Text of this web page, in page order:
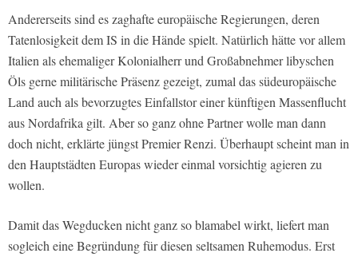
Andererseits sind es zaghafte europäische Regierungen, deren
Tatenlosigkeit dem IS in die Hände spielt. Natürlich hätte vor allem
Italien als ehemaliger Kolonialherr und Großabnehmer libyschen
Öls gerne militärische Präsenz gezeigt, zumal das südeuropäische
Land auch als bevorzugtes Einfallstor einer künftigen Massenflucht
aus Nordafrika gilt. Aber so ganz ohne Partner wolle man dann
doch nicht, erklärte jüngst Premier Renzi. Überhaupt scheint man in
den Hauptstädten Europas wieder einmal vorsichtig agieren zu
wollen.
Damit das Wegducken nicht ganz so blamabel wirkt, liefert man
sogleich eine Begründung für diesen seltsamen Ruhemodus. Erst